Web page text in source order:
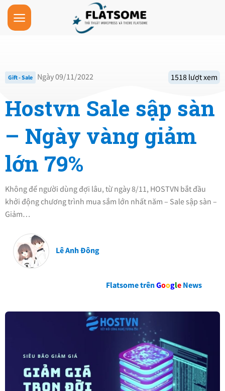
Skip
content
Gift - Sale Ngày 09/11/2022 1518 lượt xem
Hostvn Sale sập sàn
– Ngày vàng giảm
lớn 79%
Không để người dùng đợi lâu, từ ngày 8/11, HOSTVN bắt đầu
khởi động chương trình mua sắm lớn nhất năm – Sale sập sàn –
Giảm…
Lê Anh Đông
Flatsome trênGoogle News